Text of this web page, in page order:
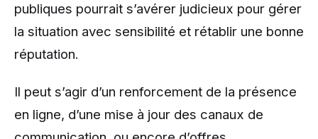
publiques pourrait s’avérer judicieux pour gérer
la situation avec sensibilité et rétablir une bonne
réputation.
Il peut s’agir d’un renforcement de la présence
en ligne, d’une mise à jour des canaux de